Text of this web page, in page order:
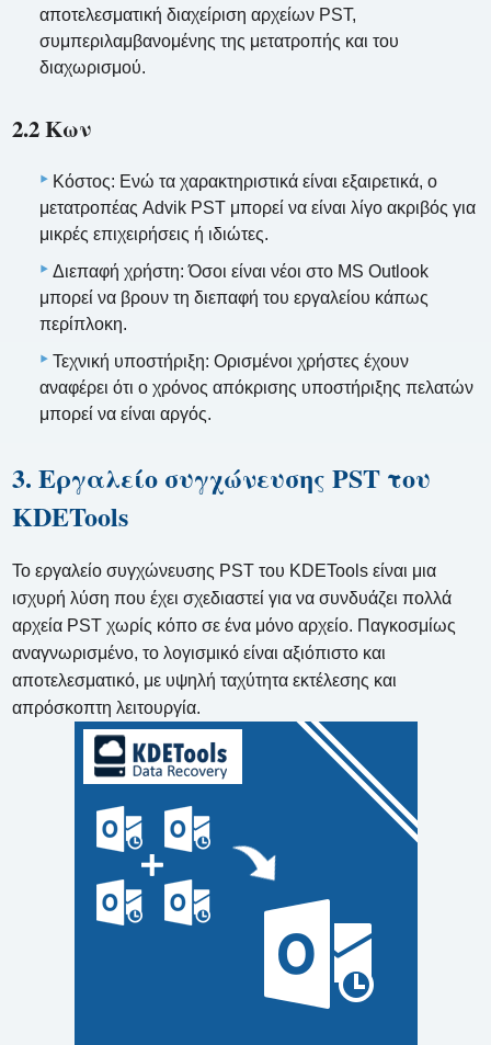
αποτελεσματική διαχείριση αρχείων PST,
συμπεριλαμβανομένης της μετατροπής και του
διαχωρισμού.
2.2 Κων
Κόστος: Ενώ τα χαρακτηριστικά είναι εξαιρετικά, ο
μετατροπέας Advik PST μπορεί να είναι λίγο ακριβός για
μικρές επιχειρήσεις ή ιδιώτες.
Διεπαφή χρήστη: Όσοι είναι νέοι στο MS Outlook
μπορεί να βρουν τη διεπαφή του εργαλείου κάπως
περίπλοκη.
Τεχνική υποστήριξη: Ορισμένοι χρήστες έχουν
αναφέρει ότι ο χρόνος απόκρισης υποστήριξης πελατών
μπορεί να είναι αργός.
3. Εργαλείο συγχώνευσης PST του
KDETools
Το εργαλείο συγχώνευσης PST του KDETools είναι μια
ισχυρή λύση που έχει σχεδιαστεί για να συνδυάζει πολλά
αρχεία PST χωρίς κόπο σε ένα μόνο αρχείο. Παγκοσμίως
αναγνωρισμένο, το λογισμικό είναι αξιόπιστο και
αποτελεσματικό, με υψηλή ταχύτητα εκτέλεσης και
απρόσκοπτη λειτουργία.